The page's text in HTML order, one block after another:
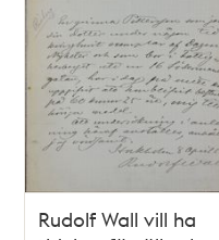
Rudolf Wall vill ha